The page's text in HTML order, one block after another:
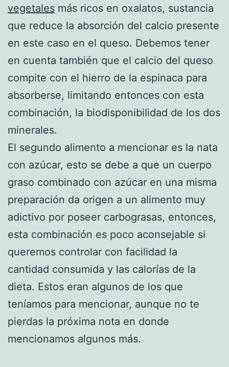
vegetales más ricos en oxalatos, sustancia
que reduce la absorción del calcio presente
en este caso en el queso. Debemos tener
en cuenta también que el calcio del queso
compite con el hierro de la espinaca para
absorberse, limitando entonces con esta
combinación, la biodisponibilidad de los dos
minerales.
El segundo alimento a mencionar es la nata
con azúcar, esto se debe a que un cuerpo
graso combinado con azúcar en una misma
preparación da origen a un alimento muy
adictivo por poseer carbograsas, entonces,
esta combinación es poco aconsejable si
queremos controlar con facilidad la
cantidad consumida y las calorías de la
dieta. Estos eran algunos de los que
teníamos para mencionar, aunque no te
pierdas la próxima nota en donde
mencionamos algunos más.